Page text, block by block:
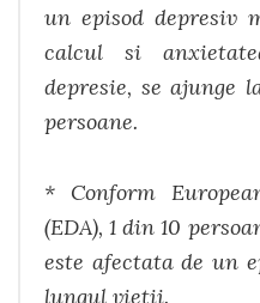
un episod depresiv
calcul si
depresie, se ajunge
persoane.
* Conform
(EDA), 1 din 10
este afectata de un
lungul vietii.